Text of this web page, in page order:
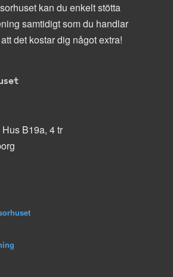
kan du enkelt stötta
samtidigt som du handlar
det kostar dig något extra!
B19a, 4 tr